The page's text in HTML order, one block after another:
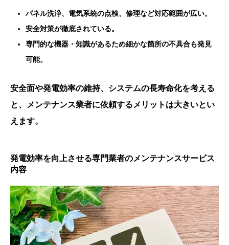
パネル洗浄、電気系統の点検、修理など対応範囲が広い。
安全対策が徹底されている。
専門的な機器・知識があるため細かな箇所の不具合も発見
可能。
安全面や発電効率の維持、システムの長寿命化を考える
と、メンテナンス業者に依頼するメリットは大きいとい
えます。
発電効率を向上させる専門業者のメンテナンスサービス
内容